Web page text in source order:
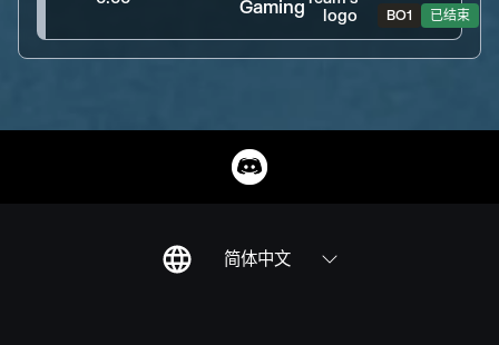
Gaming
BO1 已结束
简体中文